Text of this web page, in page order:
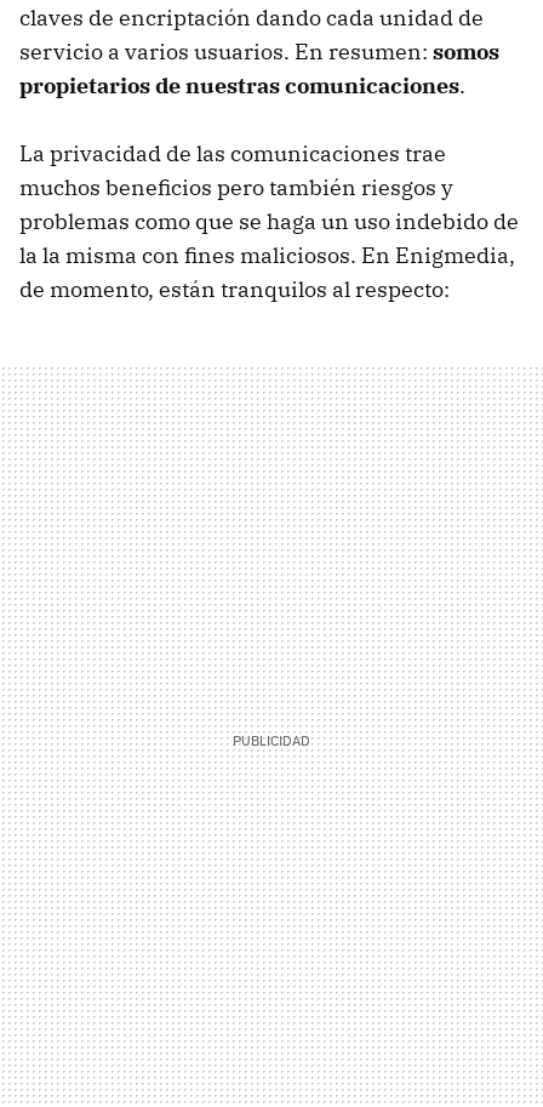
claves de encriptación dando cada unidad de
servicio a varios usuarios. En resumen: somos
propietarios de nuestras comunicaciones.
La privacidad de las comunicaciones trae
muchos beneficios pero también riesgos y
problemas como que se haga un uso indebido de
la la misma con fines maliciosos. En Enigmedia,
de momento, están tranquilos al respecto: